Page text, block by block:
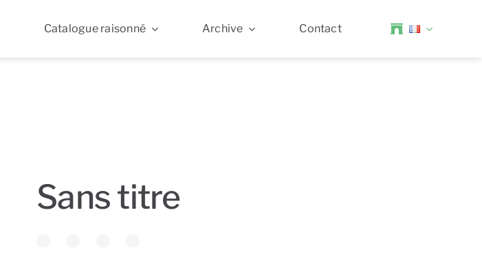
Catalogue raisonné Archive Contact
Sans titre